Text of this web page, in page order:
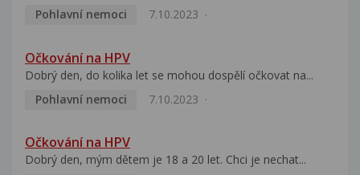
Pohlavní nemoci
7.10.2023
Očkování na HPV
Dobrý den, do kolika let se mohou dospělí očkovat na...
Pohlavní nemoci
7.10.2023
Očkování na HPV
Dobrý den, mým dětem je 18 a 20 let. Chci je nechat...